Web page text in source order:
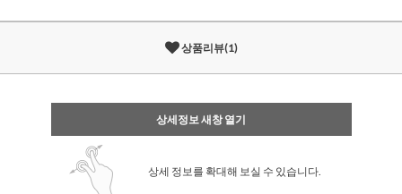
상품리뷰(1)
상세정보 새창 열기
상세 정보를 확대해 보실 수 있습니다.